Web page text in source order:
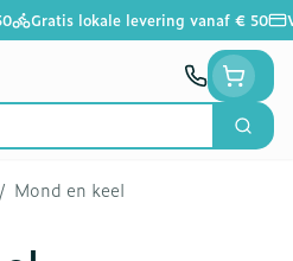
Gratis lokale levering vanaf € 50
Zoek
/ Mond en keel